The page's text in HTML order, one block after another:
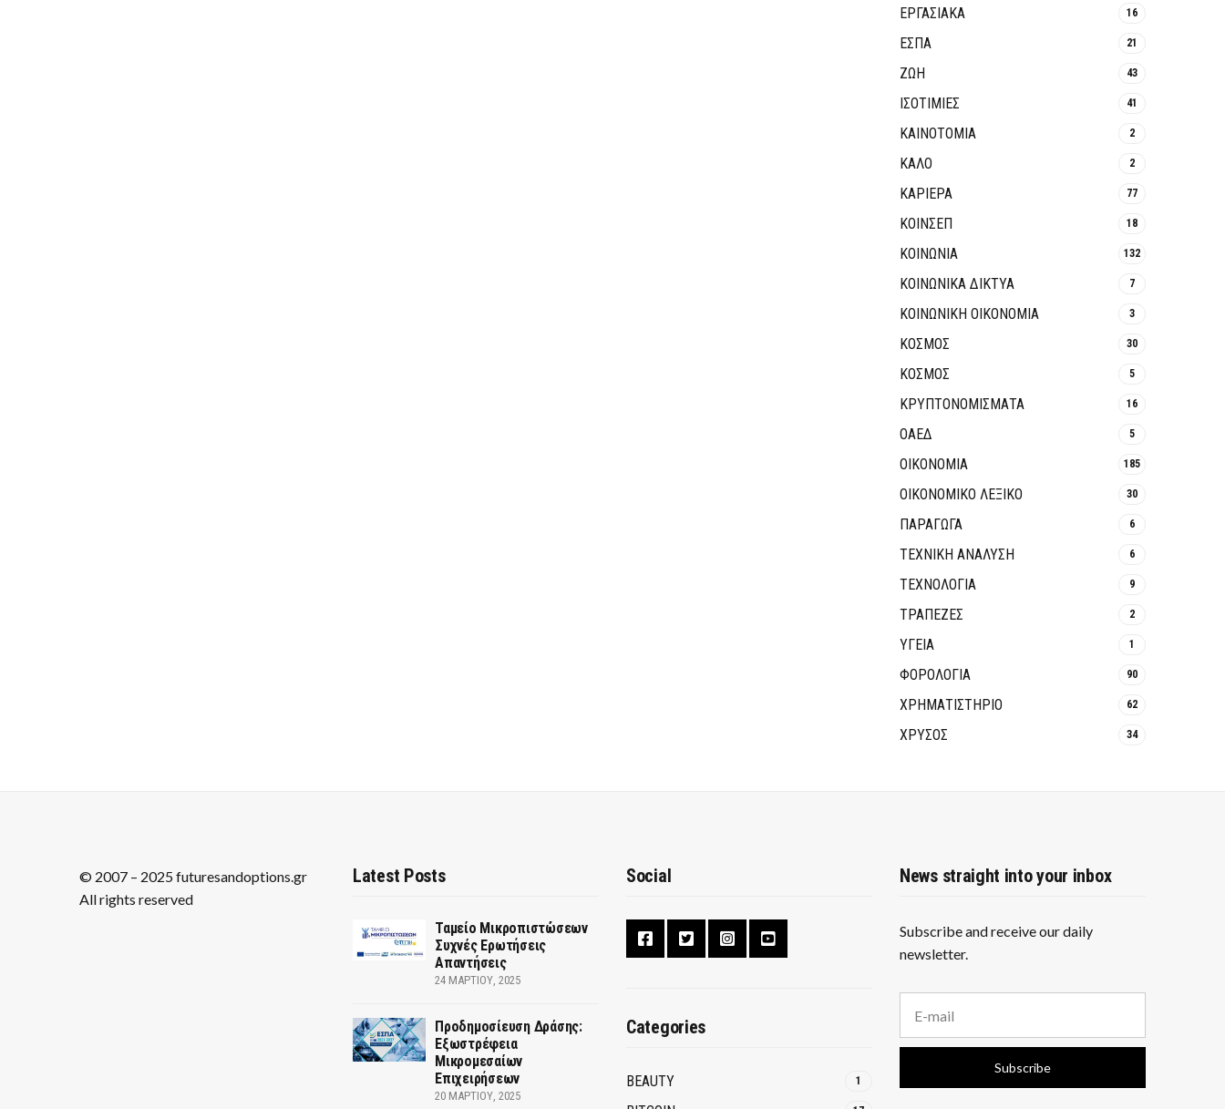
ΕΡΓΑΣΙΑΚΑ 16
ΕΣΠΑ 21
ΖΩΗ 43
ΙΣΟΤΙΜΙΕΣ 41
ΚΑΙΝΟΤΟΜΊΑ 2
ΚΑΛΟ 2
ΚΑΡΙΕΡΑ 77
ΚΟΙΝΣΕΠ 18
ΚΟΙΝΩΝΙΑ 132
ΚΟΙΝΩΝΙΚΆ ΔΊΚΤΥΑ 7
ΚΟΙΝΩΝΙΚΉ ΟΙΚΟΝΟΜΊΑ 3
ΚΟΣΜΟΣ 30
ΚΟΣΜΟΣ 5
ΚΡΥΠΤΟΝΟΜΊΣΜΑΤΑ 16
ΟΑΕΔ 5
ΟΙΚΟΝΟΜΙΑ 185
ΟΙΚΟΝΟΜΙΚΟ ΛΕΞΙΚΟ 30
ΠΑΡΑΓΩΓΑ 6
ΤΕΧΝΙΚΗ ΑΝΑΛΥΣΗ 6
ΤΕΧΝΟΛΟΓΙΑ 9
ΤΡΆΠΕΖΕΣ 2
ΥΓΕΙΑ 1
ΦΟΡΟΛΟΓΙΑ 90
ΧΡΗΜΑΤΙΣΤΗΡΙΟ 62
ΧΡΥΣΟΣ 34
© 2007 – 2025 futuresandoptions.gr
All rights reserved
Latest Posts
Ταμείο Μικροπιστώσεων
Συχνές Ερωτήσεις
Απαντήσεις
24 ΜΑΡΤΊΟΥ, 2025
Προδημοσίευση Δράσης:
Εξωστρέφεια
Μικρομεσαίων
Επιχειρήσεων
20 ΜΑΡΤΊΟΥ, 2025
Social
Categories
BEAUTY 1
News straight into your inbox
Subscribe and receive our daily
newsletter.
a
i
a
Subscribe